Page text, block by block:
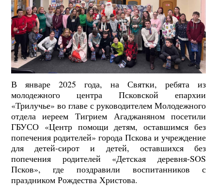
В январе 2025 года, на Святки, ребята из
молодежного центра Псковской епархии
«Трилучье» во главе с руководителем Молодежного
отдела иереем Тигрием Агаджаняном посетили
ГБУСО «Центр помощи детям, оставшимся без
попечения родителей» города Пскова и учреждение
для детей-сирот и детей, оставшихся без
попечения родителей «Детская деревня-SOS
Псков», где поздравили воспитанников с
праздником Рождества Христова.